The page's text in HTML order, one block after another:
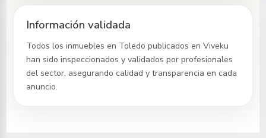
Información validada
Todos los inmueblesen Toledo publicados en Viveku
han sido inspeccionados y validados por profesionales
del sector, asegurando calidad y transparencia en cada
anuncio.